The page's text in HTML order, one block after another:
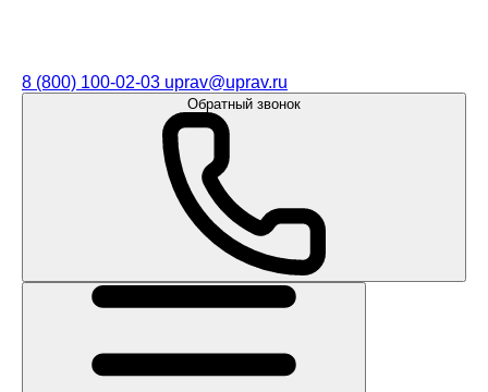
8 (800) 100-02-03 uprav@uprav.ru
Обратный звонок